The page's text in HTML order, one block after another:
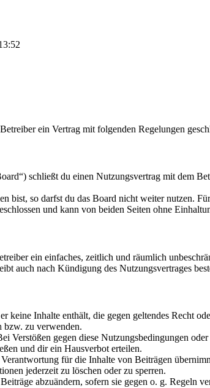
ein Vertrag mit folgenden Regelungen
schließt du einen Nutzungsvertrag mit dem
bist, so darfst du das Board nicht weiter nutzen.
und kann von beiden Seiten ohne
ein einfaches, zeitlich und räumlich
auch nach Kündigung des Nutzungsvertrages
keine Inhalte enthält, die gegen geltendes Recht
bzw. zu verwenden.
Verstößen gegen diese Nutzungsbedingungen
und dir ein Hausverbot erteilen.
für die Inhalte von Beiträgen
jederzeit zu löschen oder zu sperren.
abzuändern, sofern sie gegen o. g. Regeln